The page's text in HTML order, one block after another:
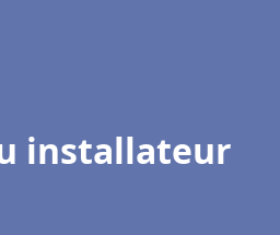
installateur